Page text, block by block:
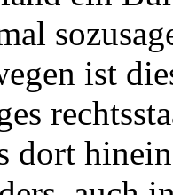
ist
dort